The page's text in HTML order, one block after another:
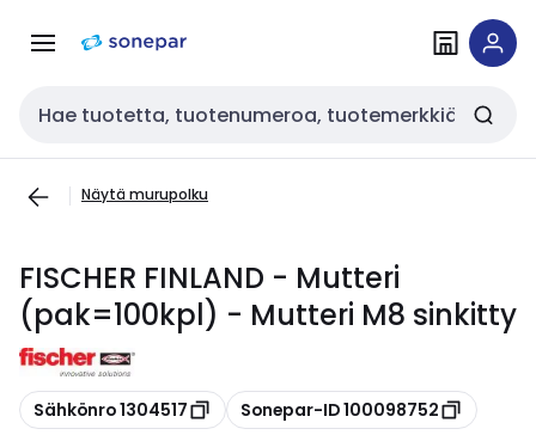
navigointiinsisältöön
Haku
Näytä murupolku
FISCHER FINLAND - Mutteri
(pak=100kpl) - Mutteri M8 sinkitty
Kopioi
Sähkönro 1304517 Kopioi
Sonepar-ID 100098752